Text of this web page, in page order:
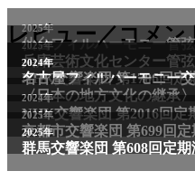
レビュー／コメン
2025年
仙台フィルハーモニー管
2025年
兵庫芸術文化センター管
2011年
NHK交響楽団 第1706回定
2024年
名古屋フィルハーモニー
〈日本の地方文化の継承〉
2024年
NHK交響楽団 第2016回定
2025年
京都市交響楽団 第699回
2025年
群馬交響楽団 第608回定